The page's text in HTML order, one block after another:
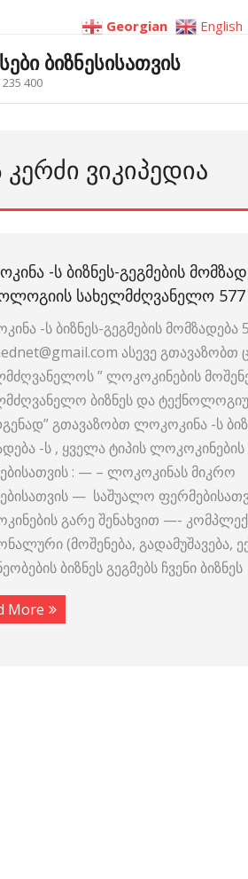
ბიზნესისათვის
400
ᲕᲘᲙᲘᲞᲔᲓᲘᲐ
-Ს ᲑᲘᲖᲜᲔᲡ-ᲒᲔᲒᲛᲔᲑᲘᲡ
ᲡᲐᲮᲔᲚᲛᲫᲦᲕᲐᲜᲔᲚᲝ 577
-ს ბიზნეს-გეგმების მომზადება
ასევე
” ლოკოკინების
ბიზნეს და
გთავაზობთ ლოკოკინა -ს
-ს , ყველა ტიპის ლოკოკინების
: — – ლოკოკინას მიკრო
— საშუალო
გარე შენახვით —-
(მოშენება, გადამუშავება,
ბიზნეს გეგმებს ჩვენი ბიზნეს
More
Georgian English